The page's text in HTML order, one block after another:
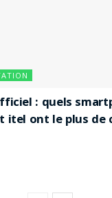
: quels
itel ont le plus de